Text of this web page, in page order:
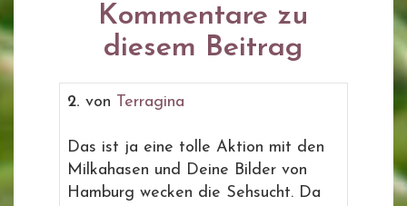
Kommentare zu
diesem Beitrag
2. von Terragina
Das ist ja eine tolle Aktion mit den
Milkahasen und Deine Bilder von
Hamburg wecken die Sehsucht. Da